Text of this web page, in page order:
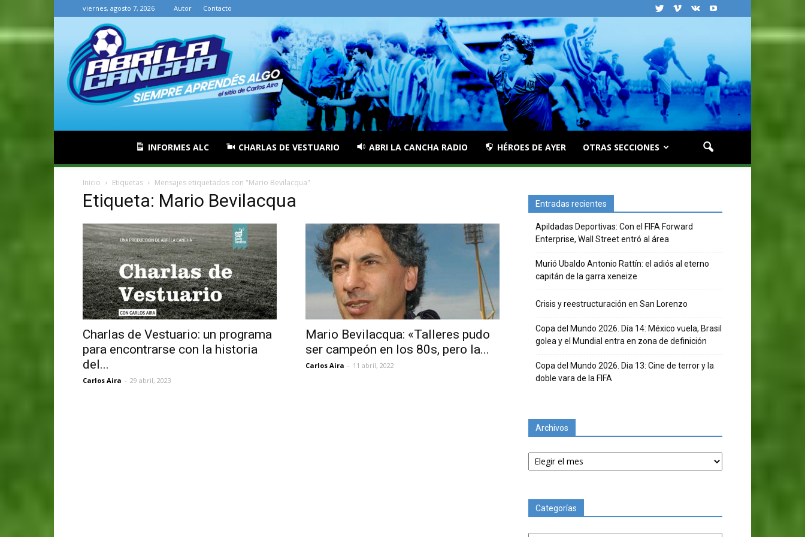
viernes, agosto 7, 2026 Autor Contacto
INFORMES ALC CHARLAS DE VESTUARIO ABRI LA CANCHA RADIO HÉROES DE AYER OTRAS SECCIONES
Inicio Etiquetas Mensajes etiquetados con "Mario Bevilacqua"
Etiqueta: Mario Bevilacqua
Charlas de Vestuario: un programa
para encontrarse con la historia
del...
Carlos Aira - 29 abril, 2023
Mario Bevilacqua: «Talleres pudo
ser campeón en los 80s, pero la...
Carlos Aira - 11 abril, 2022
Entradas recientes
Apildadas Deportivas: Con el FIFA Forward
Enterprise, Wall Street entró al área
Murió Ubaldo Antonio Rattín: el adiós al eterno
capitán de la garra xeneize
Crisis y reestructuración en San Lorenzo
Copa del Mundo 2026. Día 14: México vuela, Brasil
golea y el Mundial entra en zona de definición
Copa del Mundo 2026. Dia 13: Cine de terror y la
doble vara de la FIFA
Archivos
Archivos
Categorías
Categorías